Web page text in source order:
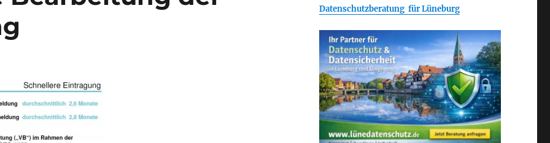
Datenschutzberatung für Lüneburg